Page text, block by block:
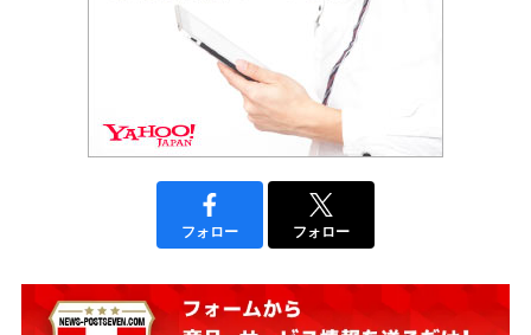
フォロー フォロー